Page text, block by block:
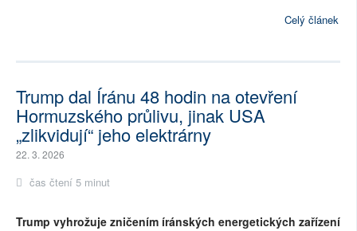
Celý článek
Trump dal Íránu 48 hodin na otevření
Hormuzského průlivu, jinak USA
„zlikvidují“ jeho elektrárny
22. 3. 2026
čas čtení 5 minut
Trump vyhrožuje zničením íránských energetických zařízení